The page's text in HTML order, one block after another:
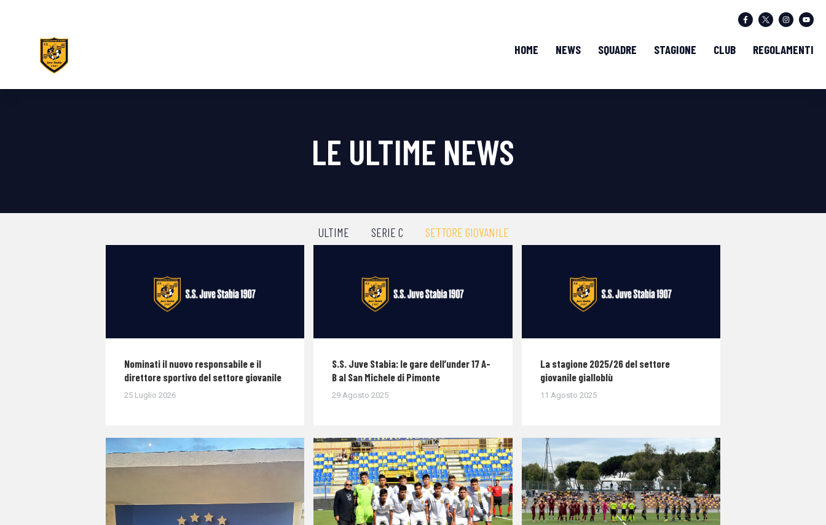
HOME NEWS SQUADRE STAGIONE CLUB REGOLAMENTI
LE ULTIME NEWS
ULTIME SERIE C SETTORE GIOVANILE
Nominati il nuovo responsabile e il
direttore sportivo del settore giovanile
25 Luglio 2026
S.S. Juve Stabia: le gare dell’under 17 A-
B al San Michele di Pimonte
29 Agosto 2025
La stagione 2025/26 del settore
giovanile gialloblù
11 Agosto 2025